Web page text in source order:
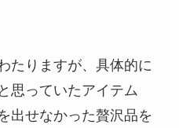
たりますが、具体的に
思っていたアイテム
出せなかった贅沢品を